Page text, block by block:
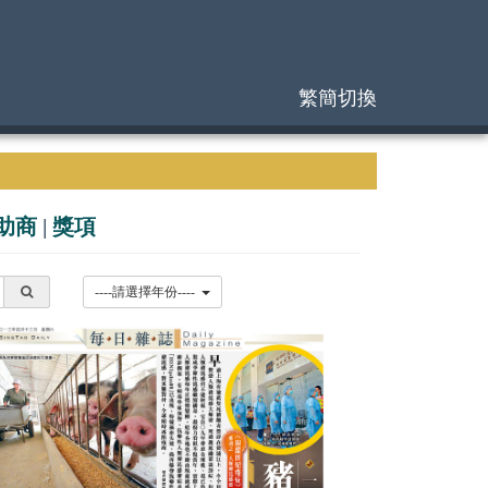
繁簡切換
商 | 獎項